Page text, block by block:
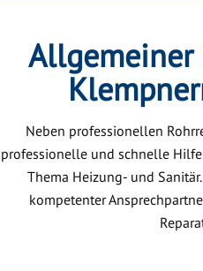
Allgemeiner
Neben professionellen
professionelle und schnelle
Thema Heizung- und
kompetenter